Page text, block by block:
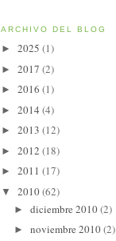
ARCHIVO DEL BLOG
► 2025 (1)
► 2017 (2)
► 2016 (1)
► 2014 (4)
► 2013 (12)
► 2012 (18)
► 2011 (17)
▼ 2010(62)
► diciembre 2010(2)
► noviembre 2010(2)